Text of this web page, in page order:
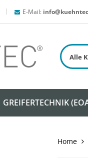
E-Mail:
GREIFERTECHNIK
Home